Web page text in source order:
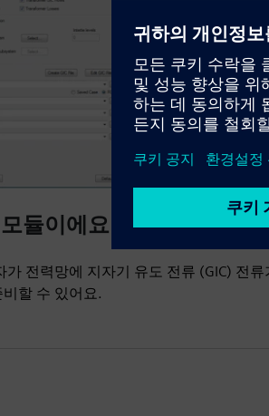
듈이에요
가 전력망에 지자기 유도 전류 (GIC) 전
할 수 있어요.